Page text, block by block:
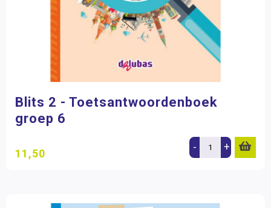
Blits 2 - Toetsantwoordenboek
groep 6
11,50 - +